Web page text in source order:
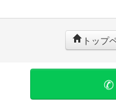
トップ
✆